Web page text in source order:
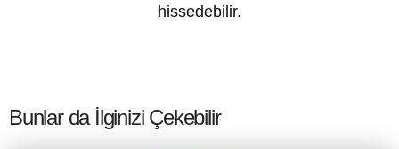
hissedebilir.
Bunlar da İlginizi Çekebilir